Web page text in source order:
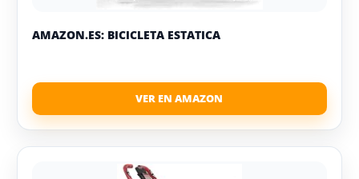
AMAZON.ES: BICICLETA ESTATICA